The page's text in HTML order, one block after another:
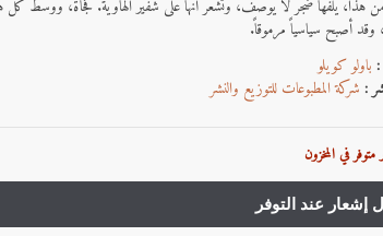
هذا، يلفّها ضجرٌ لا يوصف، وتشعر أنها على شفير الهاويةّ. فجأةً، ووسطَ كل
وقد أصبح سياسياً مرموقاً.
: باولو كويلو
: شركة المطبوعات للتوزيع والنشر
متوفر في المخزون